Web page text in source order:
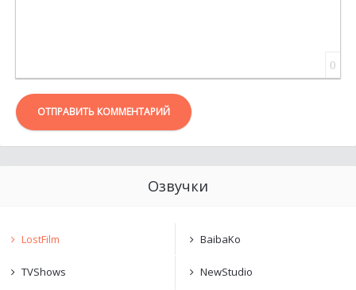
0
ОТПРАВИТЬ КОММЕНТАРИЙ
Озвучки
LostFilm BaibaKo
TVShows NewStudio